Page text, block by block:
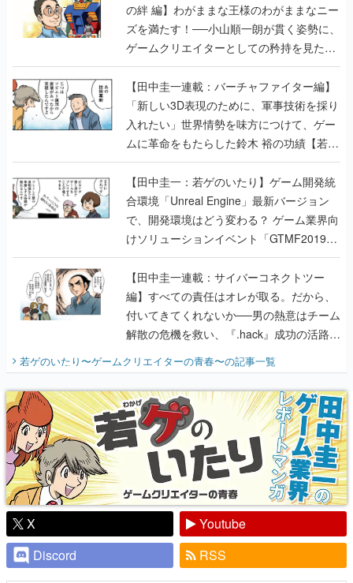
の絆 編】わがままな王様のわがままなニー
ズを満たす！──小山順一朗が貫く姿勢に、
ゲームクリエイターとしての矜持を見た
【若ゲのいたり最終回】
【田中圭一連載：バーチャファイター編】
「新しい3D表現のために、軍事技術を採り
入れたい」世界情勢を味方につけて、ゲー
ムに革命をもたらした鈴木 裕の功績【若ゲ
のいたり】
【田中圭一：若ゲのいたり】ゲーム開発統
合環境「Unreal Engine」最新バージョン
で、開発環境はどう変わる？ ゲーム業界向
けソリューションイベント「GTMF2019」
に行って、より理解を深めよう【PR】
【田中圭一連載：サイバーコネクトツー
編】すべての責任はオレが取る。だから、
付いてきてくれないか──男の熱意はチーム
解散の危機を救い、『.hack』成功の活路を
『少年ジャンプ』色だった【若ゲのいた
り】
若ゲのいたり〜ゲームクリエイターの青春〜の記事一覧
X
Youtube
Discord
RSS